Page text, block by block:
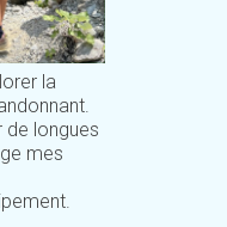
la
de longues
mes